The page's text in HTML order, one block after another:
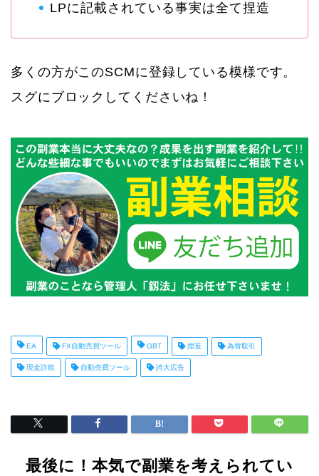
LPに記載されている事実は全て捏造
多くの方がこのSCMに登録している模様です。
スグにブロックしてくださいね！
EA FX自動売買ツール GBT 捏造 為替取引
現金詐欺 自動売買ツール 誇大広告
最後に！本気で副業を考えられてい